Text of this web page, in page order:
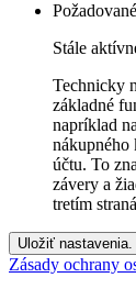
Požadované
Stále
Technicky
základné
napríklad
nákupného
účtu. To
závery a
tretím
Uložiť nastavenia.
Zásady ochrany